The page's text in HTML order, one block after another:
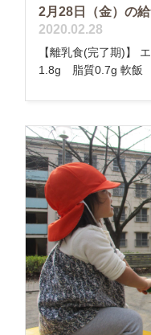
2月28日（金）の
2020.02.28
【離乳食(完了期)】
1.8g 脂質0.7g 軟飯